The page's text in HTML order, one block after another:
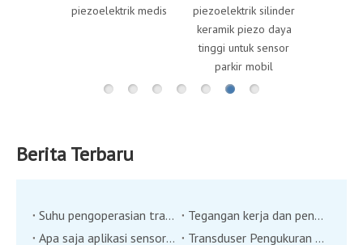
piezoelektrik medis
piezoelektrik silinder
keramik piezo daya
tinggi untuk sensor
parkir mobil
Berita Terbaru
Suhu pengoperasian transduser ultrasonik
Tegangan kerja dan pengukuran kecepatan transduser ultrasonik
Apa saja aplikasi sensor transduser angin ultrasonik?
Transduser Pengukuran Jarak Ultrasonik